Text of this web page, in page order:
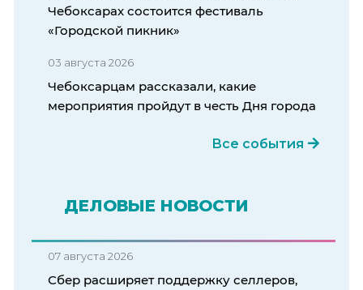
Чебоксарах состоится фестиваль
«Городской пикник»
03 августа 2026
Чебоксарцам рассказали, какие
мероприятия пройдут в честь Дня города
Все события
ДЕЛОВЫЕ НОВОСТИ
07 августа 2026
Сбер расширяет поддержку селлеров,